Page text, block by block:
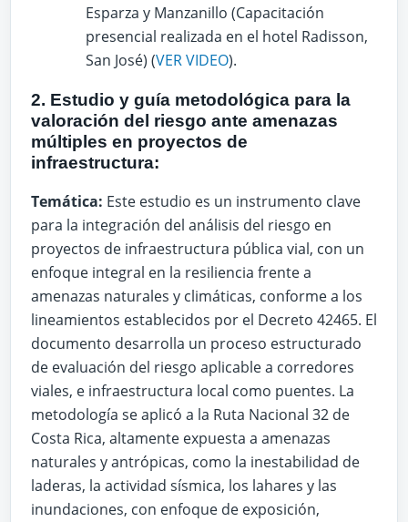
Esparza y Manzanillo (Capacitación
presencial realizada en el hotel Radisson,
San José) (VER VIDEO).
2. Estudio y guía metodológica para la
valoración del riesgo ante amenazas
múltiples en proyectos de
infraestructura:
Temática: Este estudio es un instrumento clave
para la integración del análisis del riesgo en
proyectos de infraestructura pública vial, con un
enfoque integral en la resiliencia frente a
amenazas naturales y climáticas, conforme a los
lineamientos establecidos por el Decreto 42465. El
documento desarrolla un proceso estructurado
de evaluación del riesgo aplicable a corredores
viales, e infraestructura local como puentes. La
metodología se aplicó a la Ruta Nacional 32 de
Costa Rica, altamente expuesta a amenazas
naturales y antrópicas, como la inestabilidad de
laderas, la actividad sísmica, los lahares y las
inundaciones, con enfoque de exposición,